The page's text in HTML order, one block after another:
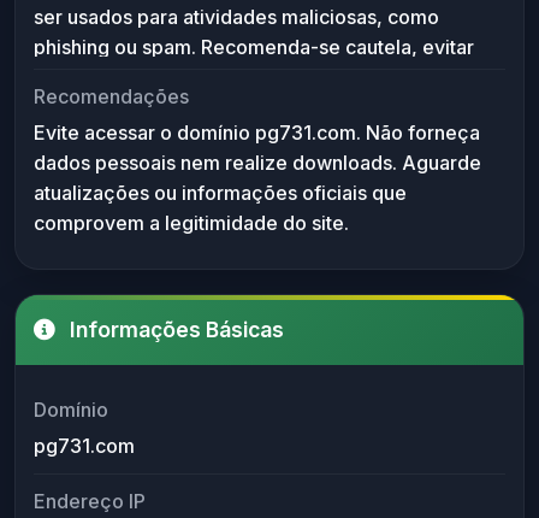
ser usados para atividades maliciosas, como
phishing ou spam. Recomenda-se cautela, evitar
haja confirmação da legitimidade e conteúdo.
Recomendações
Evite acessar o domínio pg731.com. Não forneça
dados pessoais nem realize downloads. Aguarde
atualizações ou informações oficiais que
comprovem a legitimidade do site.
Informações Básicas
Domínio
pg731.com
Endereço IP